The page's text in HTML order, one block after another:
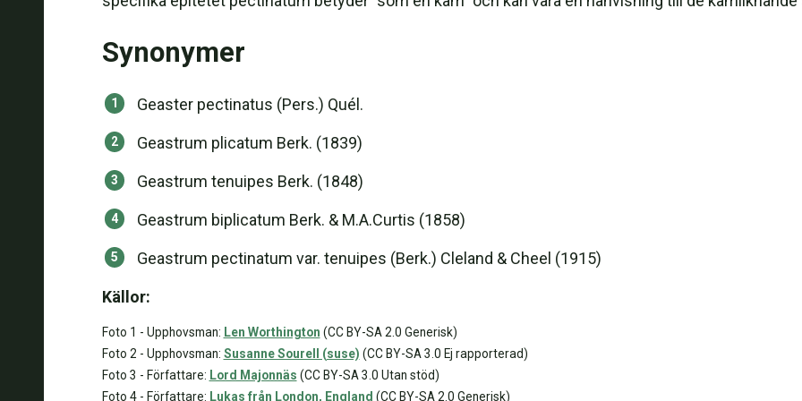
Synonymer
Geaster pectinatus (Pers.) Quél.
Geastrum plicatum Berk. (1839)
Geastrum tenuipes Berk. (1848)
Geastrum biplicatum Berk. & M.A.Curtis (1858)
Geastrum pectinatum var. tenuipes (Berk.) Cleland & Cheel (1915)
Källor:
Foto 1 - Upphovsman: Len Worthington (CC BY-SA 2.0 Generisk)
Foto 2 - Upphovsman: Susanne Sourell (suse) (CC BY-SA 3.0 Ej rapporterad)
Foto 3 - Författare: Lord Majonnäs (CC BY-SA 3.0 Utan stöd)
Foto 4 - Författare: Lukas från London, England (CC BY-SA 2.0 Generisk)